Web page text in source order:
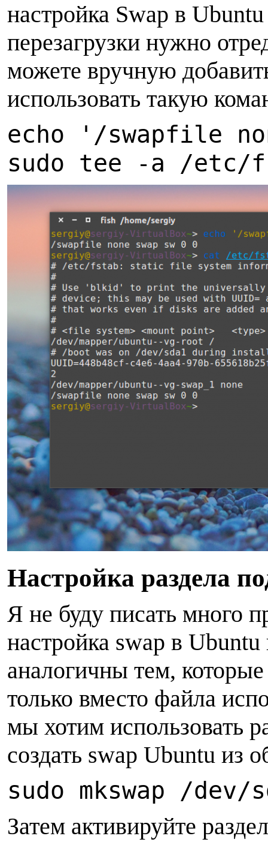
настройка Swap в
перезагрузки нужно
можете вручную
использовать такую
echo '/swapfile
sudo tee -a /etc/
Настройка раздела
Я не буду писать много
настройка swap в
аналогичны тем,
только вместо файла
мы хотим использовать
создать swap Ubuntu из
sudo mkswap /dev/
Затем активируйте